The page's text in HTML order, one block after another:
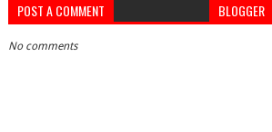
POST A COMMENT BLOGGER
No comments